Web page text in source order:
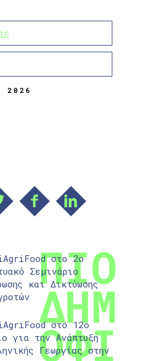
2026
στο 2ο
Σεμινάριο
και Δικτύωσης
στο 12ο
για την Ανάπτυξη
Γεωργίας στην